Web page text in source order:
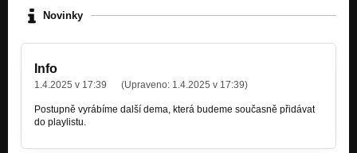
Novinky
Info
1.4.2025 v 17:39 (Upraveno: 1.4.2025 v 17:39)
Postupně vyrábíme další dema, která budeme současně přidávat
do playlistu.